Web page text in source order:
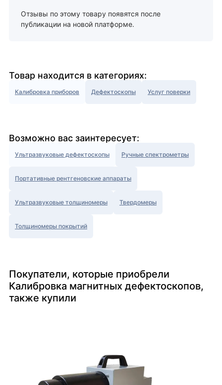
Отзывы по этому товару появятся после
публикации на новой платформе.
Товар находится в категориях:
Калибровка приборов Дефектоскопы Услуг поверки
Возможно вас заинтересует:
Ультразвуковые дефектоскопы Ручные спектрометры
Портативные рентгеновские аппараты
Ультразвуковые толщиномеры Твердомеры
Толщиномеры покрытий
Покупатели, которые приобрели
Калибровка магнитных дефектоскопов,
также купили